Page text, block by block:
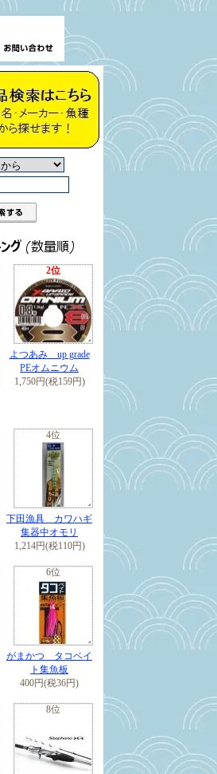
2位
よつあみ up grade
PEオムニウム
1,750円(税159円)
4位
下田漁具 カワハギ
集器中オモリ
1,214円(税110円)
6位
がまかつ タコベイ
ト集魚板
400円(税36円)
8位